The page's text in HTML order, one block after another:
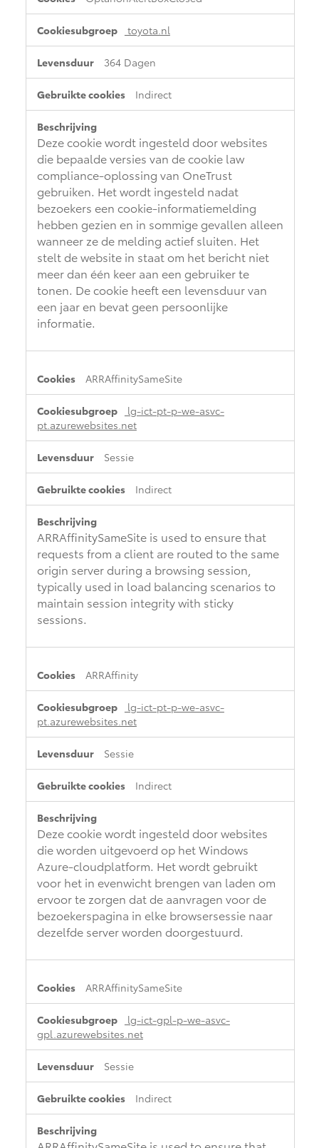
toyota.nl
364 Dagen
Indirect
Deze cookie wordt ingesteld door websites
die bepaalde versies van de cookie law
compliance-oplossing van OneTrust
gebruiken. Het wordt ingesteld nadat
bezoekers een cookie-informatiemelding
hebben gezien en in sommige gevallen alleen
wanneer ze de melding actief sluiten. Het
stelt de website in staat om het bericht niet
meer dan één keer aan een gebruiker te
tonen. De cookie heeft een levensduur van
een jaar en bevat geen persoonlijke
informatie.
ARRAffinitySameSite
lg-ict-pt-p-we-asvc-
pt.azurewebsites.net
Sessie
Indirect
ARRAffinitySameSite is used to ensure that
requests from a client are routed to the same
origin server during a browsing session,
typically used in load balancing scenarios to
maintain session integrity with sticky
sessions.
ARRAffinity
lg-ict-pt-p-we-asvc-
pt.azurewebsites.net
Sessie
Indirect
Deze cookie wordt ingesteld door websites
die worden uitgevoerd op het Windows
Azure-cloudplatform. Het wordt gebruikt
voor het in evenwicht brengen van laden om
ervoor te zorgen dat de aanvragen voor de
bezoekerspagina in elke browsersessie naar
dezelfde server worden doorgestuurd.
ARRAffinitySameSite
lg-ict-gpl-p-we-asvc-
gpl.azurewebsites.net
Sessie
Indirect